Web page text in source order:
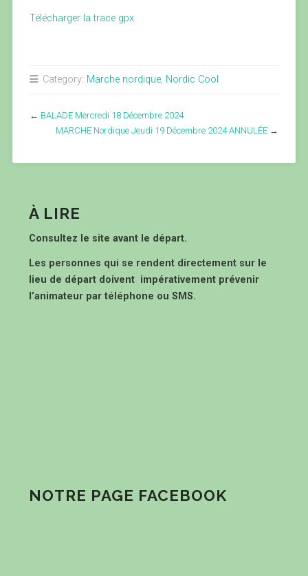
Télécharger la trace gpx
Category: Marche nordique, Nordic Cool
← BALADE Mercredi 18 Décembre 2024
MARCHE Nordique Jeudi 19 Décembre 2024 ANNULÉE →
À LIRE
Consultez le site avant le départ.
Les personnes qui se rendent directement sur le
lieu de départ doivent impérativement prévenir
l’animateur par téléphone ou SMS.
NOTRE PAGE FACEBOOK